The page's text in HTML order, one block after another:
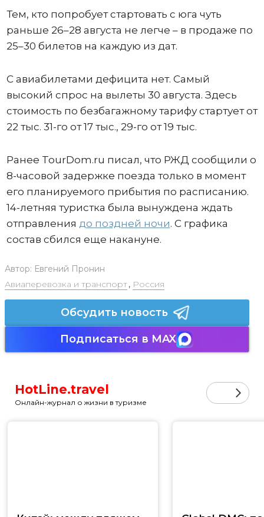
Тем, кто попробует стартовать с юга чуть
раньше 26–28 августа не легче – в продаже по
25–30 билетов на каждую из дат.
С авиабилетами дефицита нет. Самый
высокий спрос на вылеты 30 августа. Здесь
стоимость по безбагажному тарифу стартует от
22 тыс. 31-го от 17 тыс., 29-го от 19 тыс.
Ранее TourDom.ru писал, что РЖД сообщили о
8-часовой задержке поезда только в момент
его планируемого прибытия по расписанию.
14-летняя туристка была вынуждена ждать
отправления до поздней ночи. С графика
состав сбился еще накануне.
Автор: Евгений Пронин
Авиаперевозка и транспорт, Россия
Обсудить новость
Подписаться в MAX
HotLine.travel
Онлайн-журнал о жизни в туризме